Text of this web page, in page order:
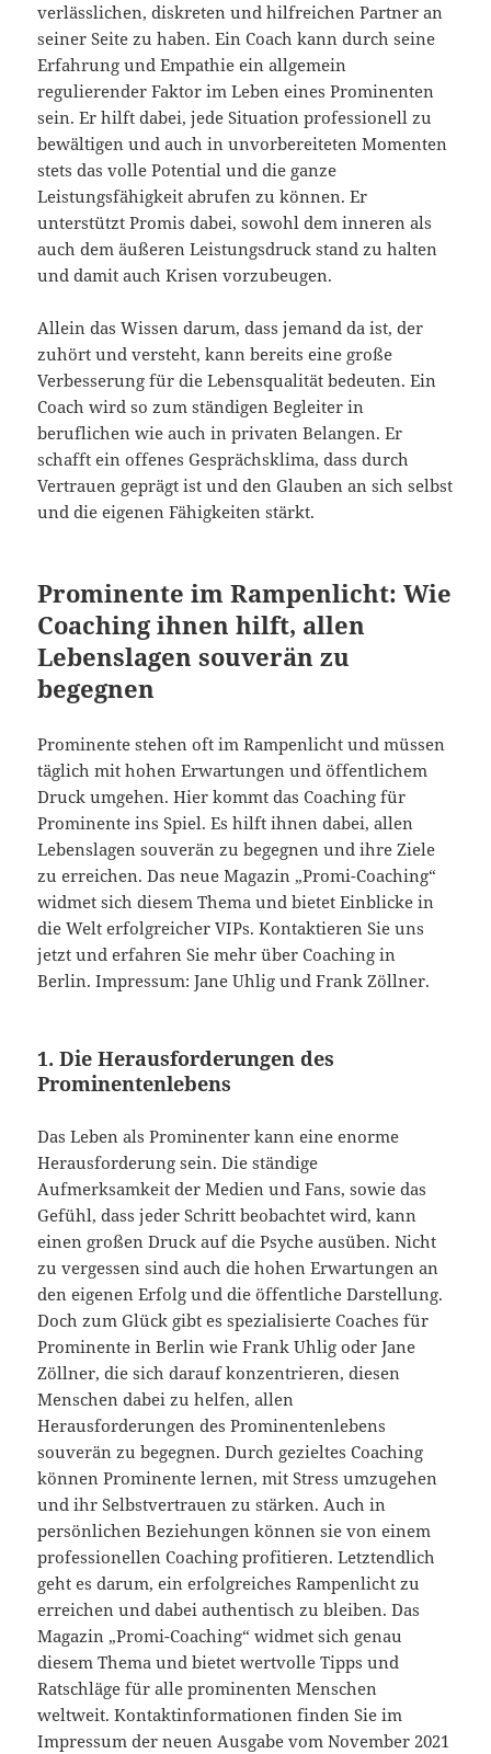
verlässlichen, diskreten und hilfreichen Partner an
seiner Seite zu haben. Ein Coach kann durch seine
Erfahrung und Empathie ein allgemein
regulierender Faktor im Leben eines Prominenten
sein. Er hilft dabei, jede Situation professionell zu
bewältigen und auch in unvorbereiteten Momenten
stets das volle Potential und die ganze
Leistungsfähigkeit abrufen zu können. Er
unterstützt Promis dabei, sowohl dem inneren als
auch dem äußeren Leistungsdruck stand zu halten
und damit auch Krisen vorzubeugen.
Allein das Wissen darum, dass jemand da ist, der
zuhört und versteht, kann bereits eine große
Verbesserung für die Lebensqualität bedeuten. Ein
Coach wird so zum ständigen Begleiter in
beruflichen wie auch in privaten Belangen. Er
schafft ein offenes Gesprächsklima, dass durch
Vertrauen geprägt ist und den Glauben an sich selbst
und die eigenen Fähigkeiten stärkt.
Prominente im Rampenlicht: Wie
Coaching ihnen hilft, allen
Lebenslagen souverän zu
begegnen
Prominente stehen oft im Rampenlicht und müssen
täglich mit hohen Erwartungen und öffentlichem
Druck umgehen. Hier kommt das Coaching für
Prominente ins Spiel. Es hilft ihnen dabei, allen
Lebenslagen souverän zu begegnen und ihre Ziele
zu erreichen. Das neue Magazin „Promi-Coaching“
widmet sich diesem Thema und bietet Einblicke in
die Welt erfolgreicher VIPs. Kontaktieren Sie uns
jetzt und erfahren Sie mehr über Coaching in
Berlin. Impressum: Jane Uhlig und Frank Zöllner.
1. Die Herausforderungen des
Prominentenlebens
Das Leben als Prominenter kann eine enorme
Herausforderung sein. Die ständige
Aufmerksamkeit der Medien und Fans, sowie das
Gefühl, dass jeder Schritt beobachtet wird, kann
einen großen Druck auf die Psyche ausüben. Nicht
zu vergessen sind auch die hohen Erwartungen an
den eigenen Erfolg und die öffentliche Darstellung.
Doch zum Glück gibt es spezialisierte Coaches für
Prominente in Berlin wie Frank Uhlig oder Jane
Zöllner, die sich darauf konzentrieren, diesen
Menschen dabei zu helfen, allen
Herausforderungen des Prominentenlebens
souverän zu begegnen. Durch gezieltes Coaching
können Prominente lernen, mit Stress umzugehen
und ihr Selbstvertrauen zu stärken. Auch in
persönlichen Beziehungen können sie von einem
professionellen Coaching profitieren. Letztendlich
geht es darum, ein erfolgreiches Rampenlicht zu
erreichen und dabei authentisch zu bleiben. Das
Magazin „Promi-Coaching“ widmet sich genau
diesem Thema und bietet wertvolle Tipps und
Ratschläge für alle prominenten Menschen
weltweit. Kontaktinformationen finden Sie im
Impressum der neuen Ausgabe vom November 2021